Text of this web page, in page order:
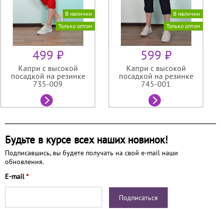
В наличии
Только оптом
499 ₽
Капри с высокой
посадкой на резинке
735-009
В наличии
Только оптом
599 ₽
Капри с высокой
посадкой на резинке
745-001
Будьте в курсе всех наших новинок!
Подписавшись, вы будете получать на свой e-mail наши
обновления.
E-mail*